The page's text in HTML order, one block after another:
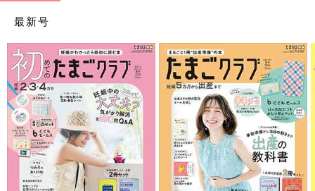
10:45
夫が分娩室に到着
麻酔追加してもらって陣痛に耐える
助産師さんの指示通りいきむも、なかなか進まず会陰切開
メスが入る感覚がわかる
2.3回いきんだが頭が出ないため吸引する
ドゥルってなんかでた感覚あり肩まで出たのか左足に温かいもの
が当たってる
助産師さんにお腹を押してもらってサポートしてもらう
その後2.3回いきみ、爆誕！
しっかり元気な産声あげてくれた
最新号